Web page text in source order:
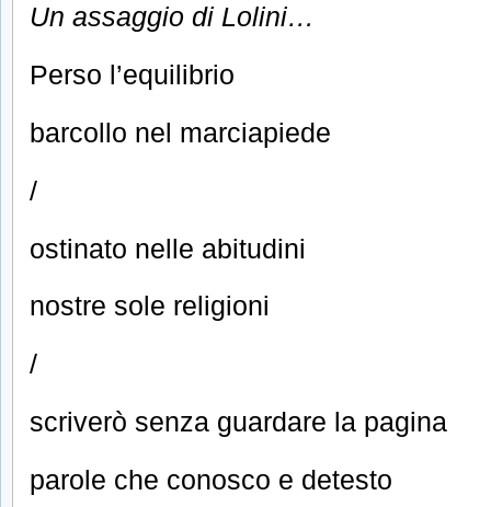
Un assaggio di Lolini…
Perso l’equilibrio
barcollo nel marciapiede
/
ostinato nelle abitudini
nostre sole religioni
/
scriverò senza guardare la pagina
parole che conosco e detesto